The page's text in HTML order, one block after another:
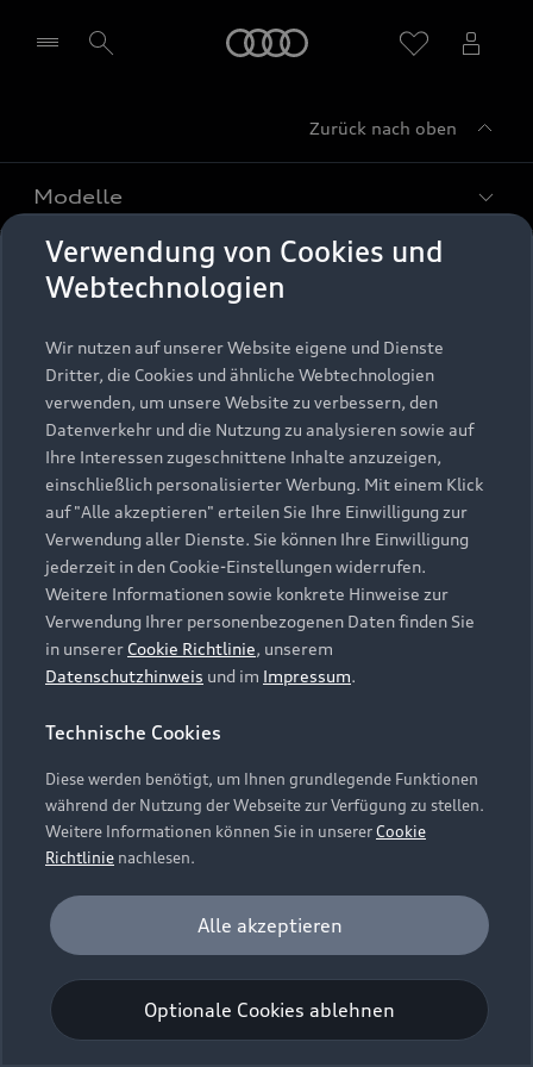
Zurück nach oben
Modelle
Alle Modelle
Elektromodelle
Plug-in-Hybride
Kaufen & leasen
Neuwagensuche
Gebrauchtwagensuche
Gebrauchtwagen
Finanzierung
Aktionen & Angebote
Geschäftskunden
Saisonale Angebote
Audi Services
Garantie
Audi digital services
myAudi
Support
Kundenservice
Händlersuche
Audi Code
Häufige Fragen (FAQ)
Audi Online Beratung
Bordbuch & Bedienungsanleitungen
Verträge kündigen
Vertrag widerrufen
Über Audi
Unternehmen
Karriere
Investor Relations
Presse & Media Center
Datenschutz
Audi erleben
Newsletter
© 2026 AUDI AG. Alle Rechte vorbehalten
Datenschutzinformation
Cookie-Richtlinie
Barrierefreiheit
Digital Services Act
EU Data Act
Embleme am Fahrzeug bei allen Abbildungen auf dieser
Webseite kann abweichen.
Verwendung von Cookies und
Webtechnologien
Wir nutzen auf unserer Website eigene und Dienste
Dritter, die Cookies und ähnliche Webtechnologien
verwenden, um unsere Website zu verbessern, den
Datenverkehr und die Nutzung zu analysieren sowie auf
Ihre Interessen zugeschnittene Inhalte anzuzeigen,
einschließlich personalisierter Werbung. Mit einem Klick
auf "Alle akzeptieren" erteilen Sie Ihre Einwilligung zur
Verwendung aller Dienste. Sie können Ihre Einwilligung
jederzeit in den Cookie-Einstellungen widerrufen.
Weitere Informationen sowie konkrete Hinweise zur
Verwendung Ihrer personenbezogenen Daten finden Sie
in unserer Cookie Richtlinie, unserem
Datenschutzhinweis und im Impressum.
Technische Cookies
Diese werden benötigt, um Ihnen grundlegende Funktionen
während der Nutzung der Webseite zur Verfügung zu stellen.
Weitere Informationen können Sie in unsererCookie
Richtlinie nachlesen.
Analyse und Statistik
Performance Cookies sammeln Informationen
darüber, wie unsere Webseite genutzt wird (z. B.
Anzahl der Besuche, Verweildauer). Diese Cookies
werden zur Optimierung der Webseite verwendet.
Optionale Cookies ablehnen
Alle akzeptieren